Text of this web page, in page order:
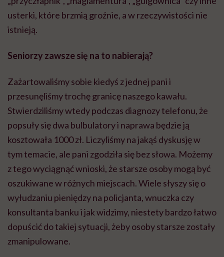
usterki, które brzmią groźnie, a w rzeczywistości nie
istnieją.
Seniorzy zawsze się na to nabierają?
Zażartowaliśmy sobie kiedyś z jednej pani i
przesunęliśmy trochę granicę naszego kawału.
Stwierdziliśmy wtedy podczas diagnozy telefonu, że
popsuły się dwa bulbulatory i naprawa będzie ją
kosztowała 1000 zł. Liczyliśmy na jakąś dyskusję w
tym temacie, ale pani zgodziła się bez słowa. Możemy
z tego wyciągnąć wnioski, że starsze osoby mogą być
oszukiwane w różnych miejscach. Wiele słyszy się o
wyłudzaniu pieniędzy na policjanta, wnuczka czy
konsultanta banku i jak widzimy, niestety bardzo łatwo
dopuścić do takiej sytuacji, żeby osoby starsze zostały
zmanipulowane.